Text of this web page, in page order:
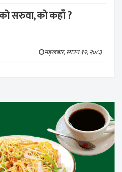
सरुवा, को कहाँ ?
मङ्लबार, साउन १२, २०८३